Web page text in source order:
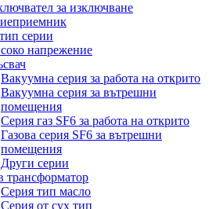
за изключване
серии
напрежение
Вакуумна серия за работа на открито
Вакуумна серия за вътрешни
помещения
Серия газ SF6 за работа на открито
Газова серия SF6 за вътрешни
помещения
Други серии
трансформатор
Серия тип масло
Серия от сух тип